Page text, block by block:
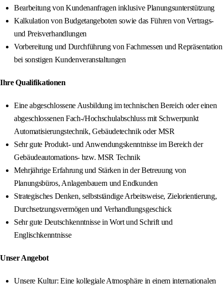
Bearbeitung von Kundenanfragen inklusive Planungsunterstützung
Kalkulation von Budgetangeboten sowie das Führen von Vertrags-
und Preisverhandlungen
Vorbereitung und Durchführung von Fachmessen und Repräsentation
bei sonstigen Kundenveranstaltungen
Ihre Qualifikationen
Eine abgeschlossene Ausbildung im technischen Bereich oder einen
abgeschlossenen Fach-/Hochschulabschluss mit Schwerpunkt
Automatisierungstechnik, Gebäudetechnik oder MSR
Sehr gute Produkt- und Anwendungskenntnisse im Bereich der
Gebäudeautomations- bzw. MSR Technik
Mehrjährige Erfahrung und Stärken in der Betreuung von
Planungsbüros, Anlagenbauern und Endkunden
Strategisches Denken, selbstständige Arbeitsweise, Zielorientierung,
Durchsetzungsvermögen und Verhandlungsgeschick
Sehr gute Deutschkenntnisse in Wort und Schrift und
Englischkenntnisse
Unser Angebot
Unsere Kultur: Eine kollegiale Atmosphäre in einem internationalen